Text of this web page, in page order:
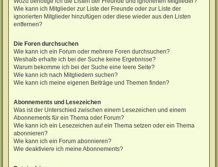
Wie kann ich Mitglieder zur Liste der Freunde oder zur Liste der
ignorierten Mitglieder hinzufügen oder diese wieder aus den Listen
entfernen?
Die Foren durchsuchen
Wie kann ich ein Forum oder mehrere Foren durchsuchen?
Weshalb erhalte ich bei der Suche keine Ergebnisse?
Warum bekomme ich bei der Suche eine leere Seite?
Wie kann ich nach Mitgliedern suchen?
Wie kann ich meine eigenen Beiträge und Themen finden?
Abonnements und Lesezeichen
Was ist der Unterschied zwischen einem Lesezeichen und einem
Abonnements für ein Thema oder Forum?
Wie kann ich ein Lesezeichen auf ein Thema setzen oder ein Thema
abonnieren?
Wie kann ich ein Forum abonnieren?
Wie deaktiviere ich meine Abonnements?